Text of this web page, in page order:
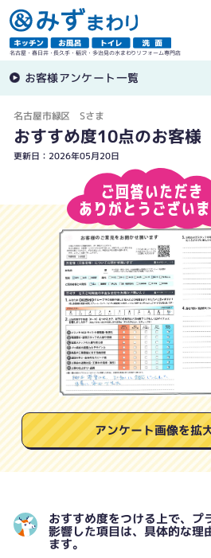
名古屋・春日井・長久手・稲沢・多治見の水まわりリフォーム専門店
お客様アンケート一覧
名古屋市緑区 Sさま
おすすめ度10点のお客様
更新日：2026年05月20日
アンケート画像を拡
おすすめ度をつける上で、プ
影響した項目は、具体的な理
ます。